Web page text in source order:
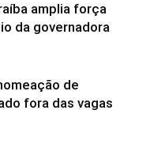
amplia força
da governadora
de
fora das vagas